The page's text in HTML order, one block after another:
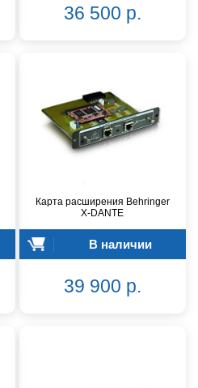
36 500 р.
Карта расширения Behringer
X-DANTE
В наличии
39 900 р.